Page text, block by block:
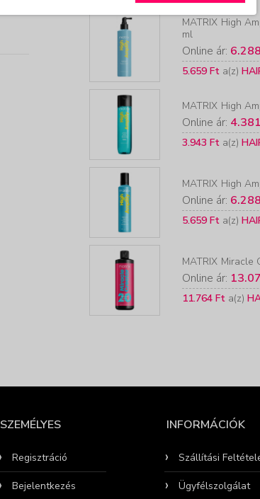
MATRIX High
ml
Online ár:
5.659 Ft a(z)
MATRIX High
Online ár:
3.943 Ft a(z)
MATRIX High
Online ár:
5.659 Ft a(z)
MATRIX Miracle
Online ár:
11.764 Ft a(z)
SZEMÉLYES
Regisztráció
Bejelentkezés
INFORMÁCIÓK
Szállítási
Ügyfélszolgálat